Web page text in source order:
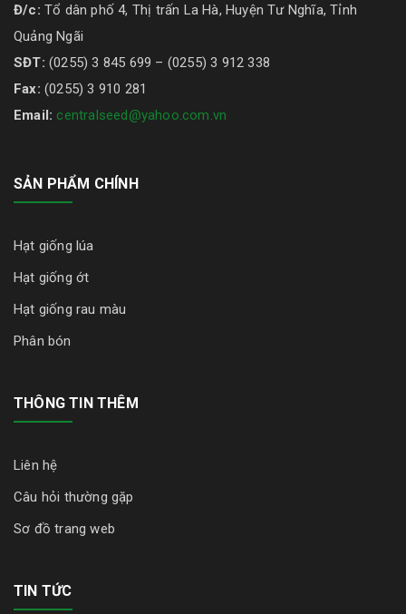
Đ/c: Tổ dân phố 4, Thị trấn La Hà, Huyện Tư Nghĩa, Tỉnh
Quảng Ngãi
SĐT: (0255) 3 845 699 – (0255) 3 912 338
Fax: (0255) 3 910 281
Email: centralseed@yahoo.com.vn
SẢN PHẨM CHÍNH
Hạt giống lúa
Hạt giống ớt
Hạt giống rau màu
Phân bón
THÔNG TIN THÊM
Liên hệ
Câu hỏi thường gặp
Sơ đồ trang web
TIN TỨC